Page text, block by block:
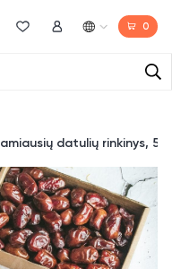
Norų sąrašas
Mano paskyra 0
datulių rinkinys, 5